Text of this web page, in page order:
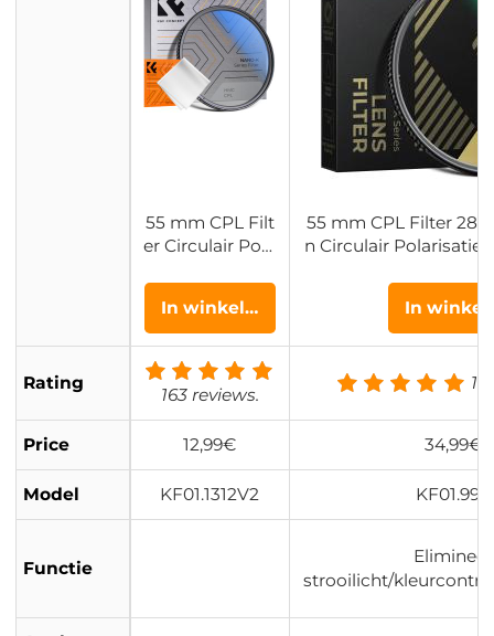
55 mm CPL Filt
er Circulair Pola
dun Trapezium
vormig Frame
Blauw Gecoate
Film met Een S
tuk Stofzuigdo
ek Nano Klear
55 mm CPL Filter 28
n Circulair
In winkelwagen In
Rating
163 reviews.
Price 12,99€ 34,99€
Model KF01.1312V2 KF01.994
Functie
Elimineer
strooilicht/